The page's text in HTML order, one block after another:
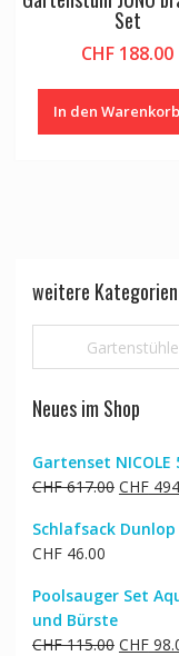
Set
CHF 188.00
In den Warenkorb
weitere Kategorien
Gartenstühle
Neues im Shop
Gartenset
CHF617.00
war:
CHF
Schlafsack
CHF46.00
Poolsauger Set
und Bürste
CHF115.00 CHF